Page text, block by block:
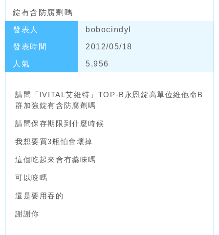
錠有含防腐劑嗎
發表人 bobocindyl
發表時間 2012/05/18
人氣 5,956
請問「IVITAL艾維特」TOP-B永恩錠高單位維他命B
群加強錠有含防腐劑嗎
請問保存期限到什麼時候
我想要買3瓶怕會壞掉
這個吃起來會有藥味嗎
可以咬嗎
還是要用吞的
謝謝你